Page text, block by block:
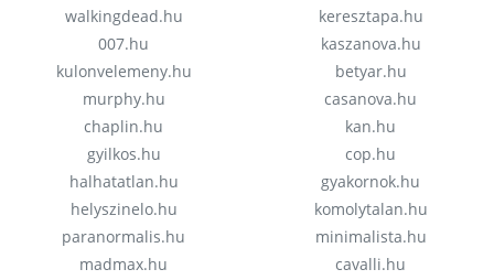
walkingdead.hu
007.hu
kulonvelemeny.hu
murphy.hu
chaplin.hu
gyilkos.hu
halhatatlan.hu
helyszinelo.hu
paranormalis.hu
madmax.hu
keresztapa.hu
kaszanova.hu
betyar.hu
casanova.hu
kan.hu
cop.hu
gyakornok.hu
komolytalan.hu
minimalista.hu
cavalli.hu